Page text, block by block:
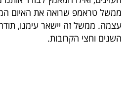
רייטינג
רכב
ממשל טראמפ שרואה את האיום
עצמה. ממשל זה יישאר עימנו,
השנים וחצי הקרובות.